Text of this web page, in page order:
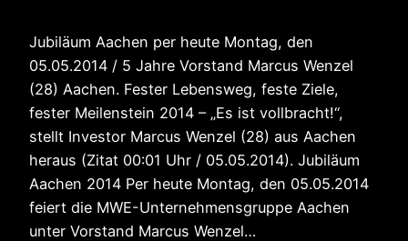
Jubiläum Aachen per heute Montag, den
05.05.2014 / 5 Jahre Vorstand Marcus Wenzel
(28) Aachen. Fester Lebensweg, feste Ziele,
fester Meilenstein 2014 – „Es ist vollbracht!“,
stellt Investor Marcus Wenzel (28) aus Aachen
heraus (Zitat 00:01 Uhr / 05.05.2014). Jubiläum
Aachen 2014 Per heute Montag, den 05.05.2014
feiert die MWE-Unternehmensgruppe Aachen
unter Vorstand Marcus Wenzel…